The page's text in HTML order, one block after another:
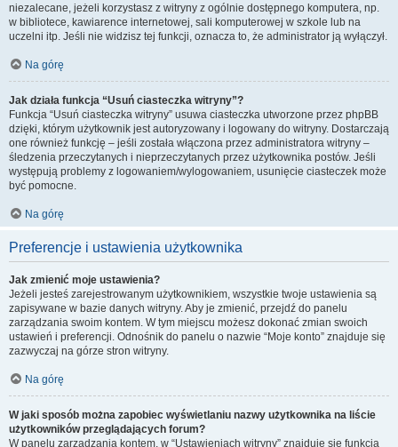
niezalecane, jeżeli korzystasz z witryny z ogólnie dostępnego komputera, np.
w bibliotece, kawiarence internetowej, sali komputerowej w szkole lub na
uczelni itp. Jeśli nie widzisz tej funkcji, oznacza to, że administrator ją wyłączył.
Na górę
Jak działa funkcja “Usuń ciasteczka witryny”?
Funkcja “Usuń ciasteczka witryny” usuwa ciasteczka utworzone przez phpBB
dzięki, którym użytkownik jest autoryzowany i logowany do witryny. Dostarczają
one również funkcję – jeśli została włączona przez administratora witryny –
śledzenia przeczytanych i nieprzeczytanych przez użytkownika postów. Jeśli
występują problemy z logowaniem/wylogowaniem, usunięcie ciasteczek może
być pomocne.
Na górę
Preferencje i ustawienia użytkownika
Jak zmienić moje ustawienia?
Jeżeli jesteś zarejestrowanym użytkownikiem, wszystkie twoje ustawienia są
zapisywane w bazie danych witryny. Aby je zmienić, przejdź do panelu
zarządzania swoim kontem. W tym miejscu możesz dokonać zmian swoich
ustawień i preferencji. Odnośnik do panelu o nazwie “Moje konto” znajduje się
zazwyczaj na górze stron witryny.
Na górę
W jaki sposób można zapobiec wyświetlaniu nazwy użytkownika na liście
użytkowników przeglądających forum?
W panelu zarządzania kontem, w “Ustawieniach witryny” znajduje się funkcja